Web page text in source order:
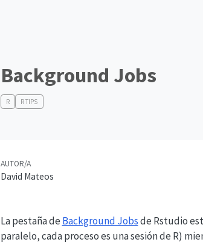
Background Jobs
R R TIPS
AUTOR/A
David Mateos
La pestaña de Background Jobsde Rstudio
paralelo, cada proceso es una sesión de R)